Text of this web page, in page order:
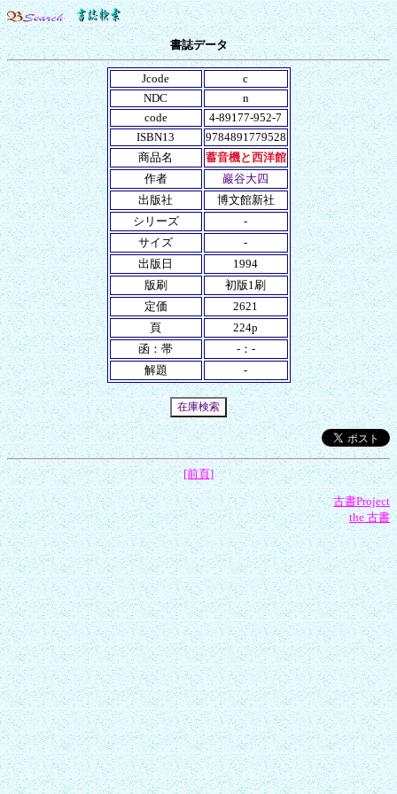
書誌データ
Jcode
c
NDC
n
code
4-89177-952-7
ISBN13
9784891779528
商品名
蓄音機と西洋館
作者
巖谷大四
出版社
博文館新社
シリーズ
-
サイズ
-
出版日
1994
版刷
初版1刷
定価
2621
頁
224p
函：帯
-：-
解題
-
[前頁]
古書Project
the 古書